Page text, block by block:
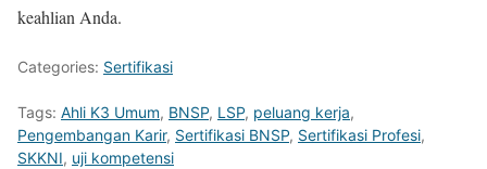
keahlian Anda.
Categories: Sertifikasi
Tags: Ahli K3 Umum, BNSP, LSP, peluang kerja,
Pengembangan Karir, Sertifikasi BNSP, Sertifikasi Profesi,
SKKNI, uji kompetensi